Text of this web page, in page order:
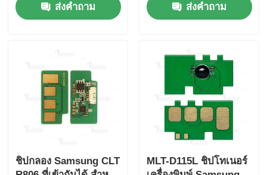
M4080FX DOM
ส่งคำถาม
ส่งคำถาม
ชิปกลอง Samsung CLT
MLT-D115L ชิปโทเนอร์